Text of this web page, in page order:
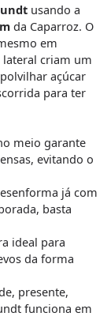
usando a
da Caparroz. O
em
lateral criam um
açúcar
para ter
meio garante
evitando o
já com
basta
ideal para
da forma
presente,
funciona em